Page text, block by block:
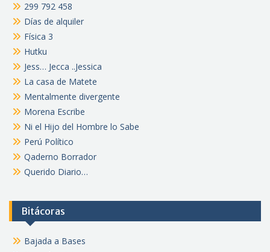
299 792 458
Días de alquiler
Física 3
Hutku
Jess… Jecca ..Jessica
La casa de Matete
Mentalmente divergente
Morena Escribe
Ni el Hijo del Hombre lo Sabe
Perú Político
Qaderno Borrador
Querido Diario…
Bitácoras
Bajada a Bases